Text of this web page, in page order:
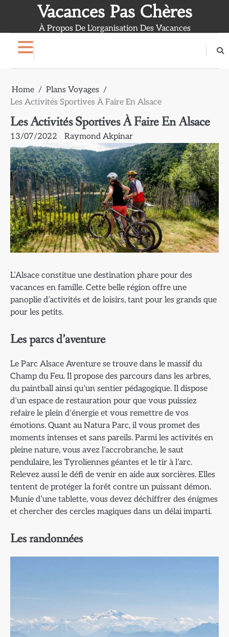
Vacances Pas Chères
À Propos De L'organisation Des Vacances
Home
Plans Voyages
Les Activités Sportives À Faire En Alsace
Les Activités Sportives À Faire En Alsace
13/07/2022 Raymond Akpinar
L’Alsace constitue une destination phare pour des
vacances en famille. Cette belle région offre une
panoplie d’activités et de loisirs, tant pour les grands que
pour les petits.
Les parcs d’aventure
Le Parc Alsace Aventure se trouve dans le massif du
Champ du Feu. Il propose des parcours dans les arbres,
du paintball ainsi qu’un sentier pédagogique. Il dispose
d’un espace de restauration pour que vous puissiez
refaire le plein d’énergie et vous remettre de vos
émotions. Quant au Natura Parc, il vous promet des
moments intenses et sans pareils. Parmi les activités en
pleine nature, vous avez l’accrobranche, le saut
pendulaire, les Tyroliennes géantes et le tir à l’arc.
Relevez aussi le défi de venir en aide aux sorcières. Elles
tentent de protéger la forêt contre un puissant démon.
Munie d’une tablette, vous devez déchiffrer des énigmes
et chercher des cercles magiques dans un délai imparti.
Les randonnées